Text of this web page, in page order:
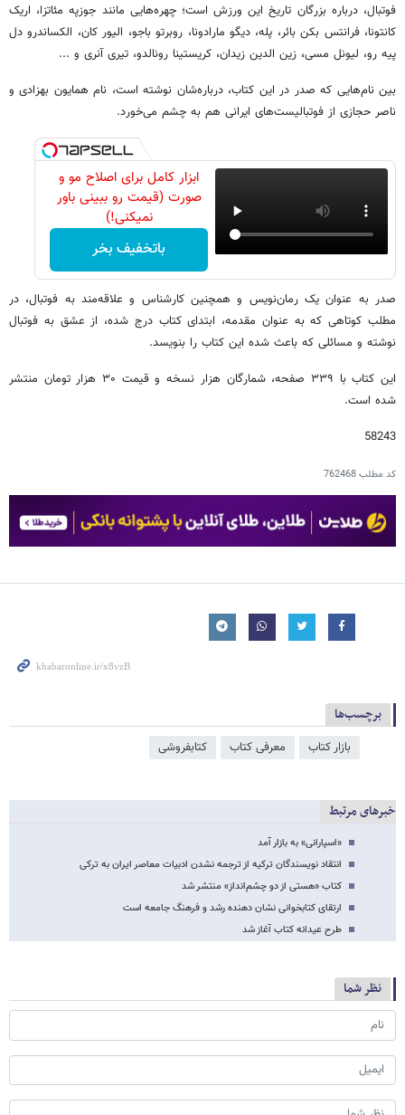
فوتبال، درباره بزرگان تاریخ این ورزش است؛ چهره‌هایی مانند جوزپه مئاتزا، اریک
کانتونا، فرانتس بکن بائر، پله، دیگو مارادونا، روبرتو باجو، الیور کان، الکساندرو دل
پیه رو، لیونل مسی، زین الدین زیدان، کریستینا رونالدو، تیری آنری و ...
بین نام‌هایی که صدر در این کتاب، درباره‌شان نوشته است، نام همایون بهزادی و
ناصر حجازی از فوتبالیست‌های ایرانی هم به چشم می‌خورد.
ابزار کامل برای اصلاح مو و
صورت (قیمت رو ببینی باور
نمیکنی!)
باتخفیف بخر
صدر به عنوان یک رمان‌نویس و همچنین کارشناس و علاقه‌مند به فوتبال، در
مطلب کوتاهی که به عنوان مقدمه، ابتدای کتاب درج شده، از عشق به فوتبال
نوشته و مسائلی که باعث شده این کتاب را بنویسد.
این کتاب با ۳۳۹ صفحه، شمارگان هزار نسخه و قیمت ۳۰ هزار تومان منتشر
شده است.
58243
کد مطلب762468
برچسب‌ها
بازار کتاب معرفی کتاب کتابفروشی
خبرهای مرتبط
«اسپارانی» به بازار آمد
انتقاد نویسندگان ترکیه از ترجمه نشدن ادبیات معاصر ایران به ترکی
کتاب «هستی از دو چشم‌انداز» منتشر شد
ارتقای کتابخوانی نشان دهنده رشد و فرهنگ جامعه است
طرح عیدانه کتاب آغاز شد
نظر شما